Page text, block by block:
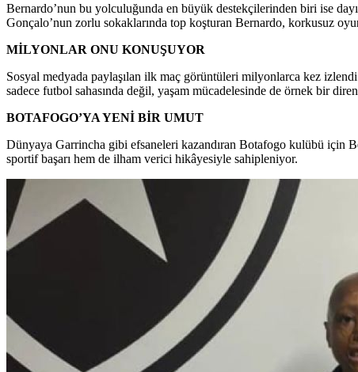
Bernardo’nun bu yolculuğunda en büyük destekçilerinden biri ise
Gonçalo’nun zorlu sokaklarında top koşturan Bernardo, korkusuz
MİLYONLAR ONU KONUŞUYOR
Sosyal medyada paylaşılan ilk maç görüntüleri milyonlarca kez
sadece futbol sahasında değil, yaşam mücadelesinde de örnek bir
BOTAFOGO’YA YENİ BİR UMUT
Dünyaya Garrincha gibi efsaneleri kazandıran Botafogo kulübü için
sportif başarı hem de ilham verici hikâyesiyle sahipleniyor.